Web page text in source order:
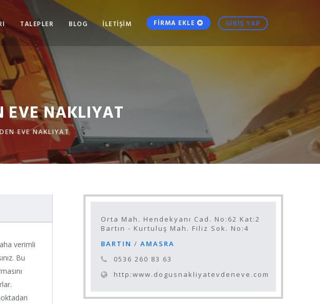
TALEPLER BLOG İLETİŞİM FİRMA EKLE GİRİŞ YAP
EVE NAKLIYAT
EVE NAKLIYAT
verimli
Bu
Orta Mah. Hendekyanı Cad. No:62 Kat:2
Bartın - Kurtuluş Mah. Filiz Sok. No:4
BARTIN / AMASRA
0536 260 83 63
http:www.dogusnakliyatevdeneve.com